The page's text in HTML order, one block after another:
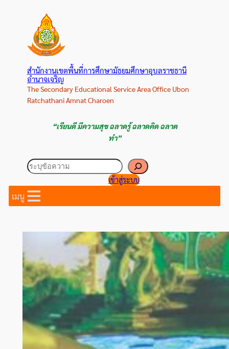
สำนักงานเขตพื้นที่การศึกษามัธยมศึกษาอุบลราชธานี
อำนาจเจริญ
The Secondary Educational Service Area Office Ubon
Ratchathani Amnat Charoen
“เรียนดี มีความสุข ฉลาดรู้ ฉลาดคิด ฉลาด
ทำ”
ค้นหา
เข้าสู่ระบบ
เมนู